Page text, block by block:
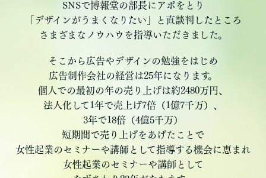
SNSで博報堂の部長にアポをとり
「デザインがうまくなりたい」と直談判したところ
さまざまなノウハウを指導いただきました。
そこから広告やデザインの勉強をはじめ
広告制作会社の経営は25年になります。
個人での最初の年の売り上げは約2480万円、
法人化して1年で売上げ7倍（1億7千万）、
3年で18倍（4億5千万）
短期間で売り上げをあげたことで
女性起業のセミナーや講師として指導する機会に恵まれ
女性起業のセミナーや講師として